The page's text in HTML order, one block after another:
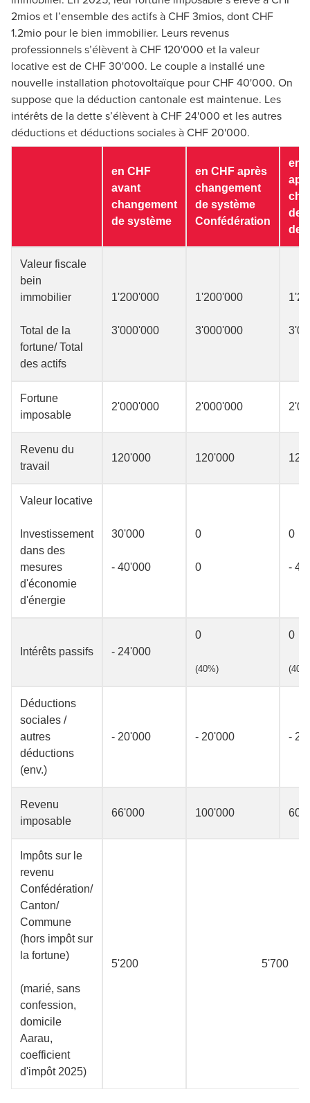
2mios et l’ensemble des actifs à CHF 3mios, dont CHF
1.2mio pour le bien immobilier. Leurs revenus
professionnels s’élèvent à CHF 120'000 et la valeur
locative est de CHF 30'000. Le couple a installé une
nouvelle installation photovoltaïque pour CHF 40'000. On
suppose que la déduction cantonale est maintenue. Les
intérêts de la dette s’élèvent à CHF 24'000 et les autres
déductions et déductions sociales à CHF 20'000.
en CHF
avant
changement
de système
en CHF après
changement
de système
Confédération
en
de
de
Valeur fiscale
bein
immobilier
Total de la
fortune/ Total
des actifs
1'200'000
3'000'000
1'200'000
3'000'000
Fortune
imposable
2'000'000 2'000'000
Revenu du
travail
120'000 120'000
Valeur locative
Investissement
dans des
mesures
d'économie
d'énergie
30'000
- 40'000
0
0
0
-
Intérêts passifs - 24'000
0
(40%)
0
Déductions
sociales /
autres
déductions
(env.)
- 20'000 - 20'000 -
Revenu
imposable
66'000 100'000
Impôts sur le
revenu
Confédération/
Canton/
Commune
(hors impôt sur
la fortune)
(marié, sans
confession,
domicile
Aarau,
coefficient
d'impôt 2025)
5'200 5'700